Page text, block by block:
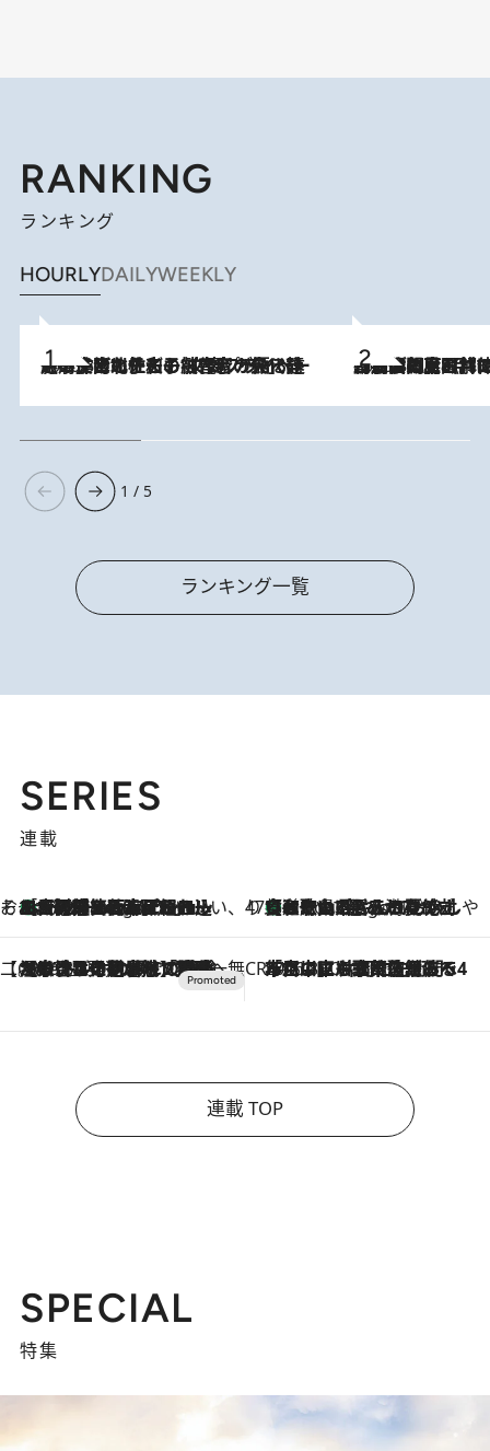
RANKING
ランキング
HOURLYDAILYWEEKLY
2026.8.3
《「文士の子ども被害者の会」発足！》阿川佐和子（72）が語る遠藤周作に北杜夫、劇作家・矢代静一の子どもたちの“文豪プライベート事件簿” 2026.8.8
「最後に見られてよかった」上野動物園の東園パンダ舎が解体前に特別公開。8月16日まで延長されたパネル展と共に辿る“半世紀”のパンダ飼育《解体工事の図面あり》
1 / 5
ランキング一覧
SERIES
連載
そおだよおこの関西おいしい、おやつ紀行
4 Hours Ago
［大阪府箕面市］一皿一皿目の前で仕上げられる、料理を巧みに組み込んだアシェットデセールコース「ミチル アシェット デセール（Michiru assiette dessert）」 47都道府県の手みやげ ひんやりスイーツで夏を満喫
4 Hours Ago
【和歌山県】この夏絶対食べたい 冷やしておいしいおやつ3選 みかんがごろっと丸ごと入ったジュレ
【CREA×星野リゾート】唯一無二。癒しと発見が待つ場所へ
2026.8.7
【トンボの足水浴】ヒノキの香りに包まれて涼感マックス！約13℃の湧水かけ流しを避暑地「星野温泉 トンボの湯」で体験 CREA'S CHOICE
2026.8.7
「立川にも歌舞伎があるんだよ」 片岡仁左衛門・市川中車ら豪華座組みで4年目の立川立飛歌舞伎へ
連載 TOP
SPECIAL
特集